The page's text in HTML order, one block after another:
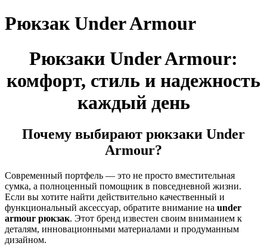
Рюкзак Under Armour
Рюкзаки Under Armour:
комфорт, стиль и надежность
каждый день
Почему выбирают рюкзаки Under
Armour?
Современный портфель — это не просто вместительная
сумка, а полноценный помощник в повседневной жизни.
Если вы хотите найти действительно качественный и
функциональный аксессуар, обратите внимание на under
armour рюкзак. Этот бренд известен своим вниманием к
деталям, инновационными материалами и продуманным
дизайном.